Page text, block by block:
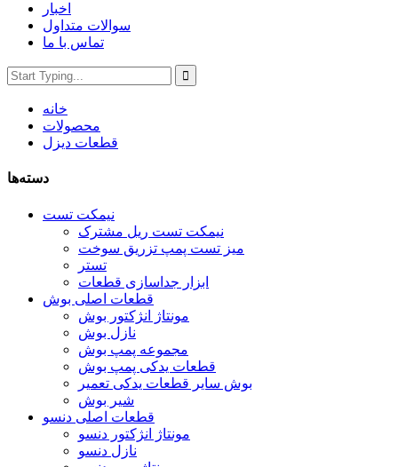
اخبار
سوالات متداول
تماس با ما
خانه
محصولات
قطعات دیزل
دسته‌ها
نیمکت تست
نیمکت تست ریل مشترک
میز تست پمپ تزریق سوخت
تستر
ابزار جداسازی قطعات
قطعات اصلی بوش
مونتاژ انژکتور بوش
نازل بوش
مجموعه پمپ بوش
قطعات یدکی پمپ بوش
بوش سایر قطعات یدکی تعمیر
شیر بوش
قطعات اصلی دنسو
مونتاژ انژکتور دنسو
نازل دنسو